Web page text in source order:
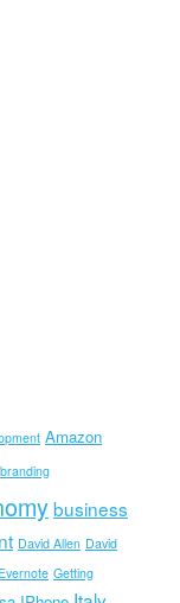
Amazon
branding
business
David Allen David
Evernote Getting